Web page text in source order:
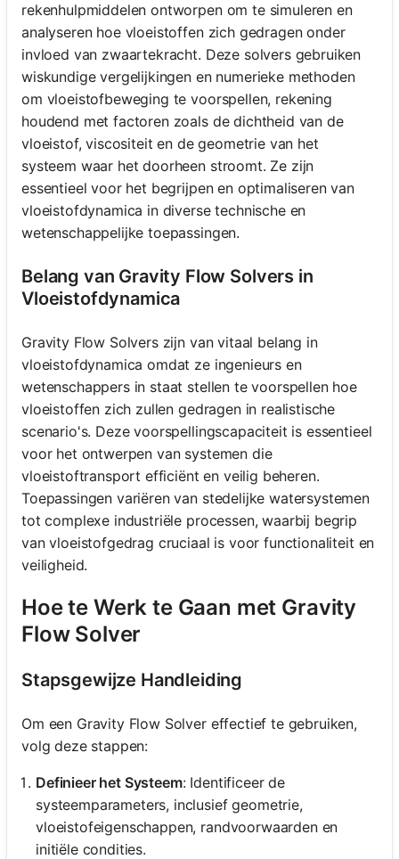
rekenhulpmiddelen ontworpen om te simuleren en
analyseren hoe vloeistoffen zich gedragen onder
invloed van zwaartekracht. Deze solvers gebruiken
wiskundige vergelijkingen en numerieke methoden
om vloeistofbeweging te voorspellen, rekening
houdend met factoren zoals de dichtheid van de
vloeistof, viscositeit en de geometrie van het
systeem waar het doorheen stroomt. Ze zijn
essentieel voor het begrijpen en optimaliseren van
vloeistofdynamica in diverse technische en
wetenschappelijke toepassingen.
Belang van Gravity Flow Solvers in
Vloeistofdynamica
Gravity Flow Solvers zijn van vitaal belang in
vloeistofdynamica omdat ze ingenieurs en
wetenschappers in staat stellen te voorspellen hoe
vloeistoffen zich zullen gedragen in realistische
scenario's. Deze voorspellingscapaciteit is essentieel
voor het ontwerpen van systemen die
vloeistoftransport efficiënt en veilig beheren.
Toepassingen variëren van stedelijke watersystemen
tot complexe industriële processen, waarbij begrip
van vloeistofgedrag cruciaal is voor functionaliteit en
veiligheid.
Hoe te Werk te Gaan met Gravity
Flow Solver
Stapsgewijze Handleiding
Om een Gravity Flow Solver effectief te gebruiken,
volg deze stappen:
Definieer het Systeem: Identificeer de
systeemparameters, inclusief geometrie,
vloeistofeigenschappen, randvoorwaarden en
initiële condities.